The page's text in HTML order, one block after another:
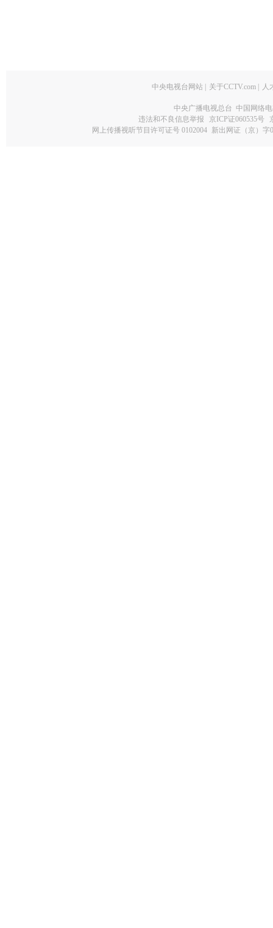
中央电视台网站 关于CCTV.com 人
中央广播电视总台 中国网络
违法和不良信息举报
京ICP证060535号
网上传播视听节目许可证号 0102004 新出网证（京）